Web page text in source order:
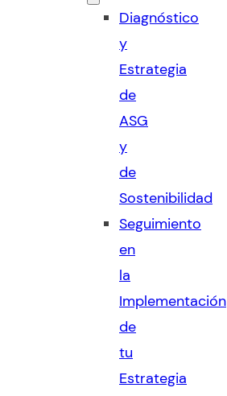
Diagnóstico
y
Estrategia
de
ASG
y
de
Sostenibilidad
Seguimiento
en
la
Implementación
de
tu
Estrategia